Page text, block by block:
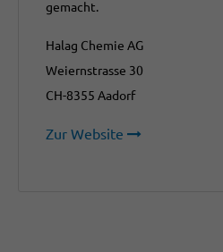
gemacht.
Halag Chemie AG
Weiernstrasse 30
CH-8355 Aadorf
Zur Website